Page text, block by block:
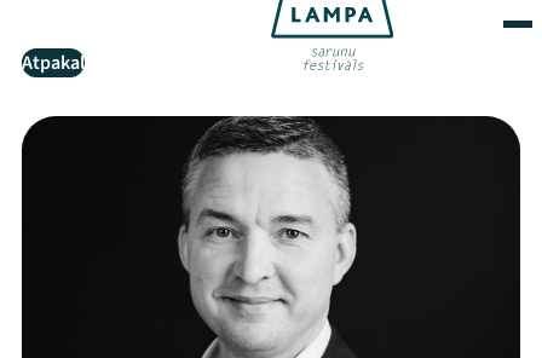
Atpakaļ